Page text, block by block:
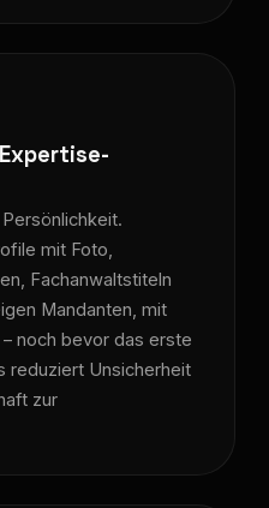
mit Foto,
Fachanwaltstiteln
Mandanten, mit
noch bevor das erste
reduziert Unsicherheit
zur